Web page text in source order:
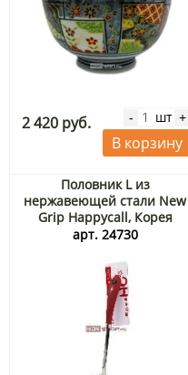
2 420 руб. - шт +
В корзину
Половник L из
нержавеющей стали New
Grip Happycall, Корея
арт. 24730